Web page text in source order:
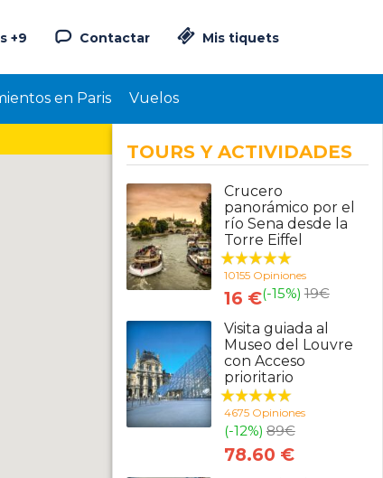
Mis tiquets
Contactar
+9
en Paris Vuelos
TOURS Y ACTIVIDADES
Crucero
panorámico por el
río Sena desde la
Torre Eiffel
10155 Opiniones
(-15%) 19€
16 €
Visita guiada al
Museo del Louvre
con Acceso
prioritario
4675 Opiniones
(-12%) 89€
78.60 €